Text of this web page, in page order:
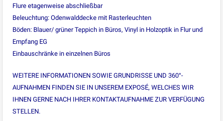
Flure etagenweise abschließbar
Beleuchtung: Odenwalddecke mit Rasterleuchten
Böden: Blauer/ grüner Teppich in Büros, Vinyl in Holzoptik in Flur und
Empfang EG
Einbauschränke in einzelnen Büros
WEITERE INFORMATIONEN SOWIE GRUNDRISSE UND 360°-
AUFNAHMEN FINDEN SIE IN UNSEREM EXPOSÉ, WELCHES WIR
IHNEN GERNE NACH IHRER KONTAKTAUFNAHME ZUR VERFÜGUNG
STELLEN.